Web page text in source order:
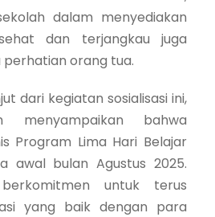
dalam menyediakan
dan terjangkau juga
perhatian orang tua.
dari kegiatan sosialisasi ini,
menyampaikan bahwa
Program Lima Hari Belajar
awal bulan Agustus 2025.
untuk terus
yang baik dengan para